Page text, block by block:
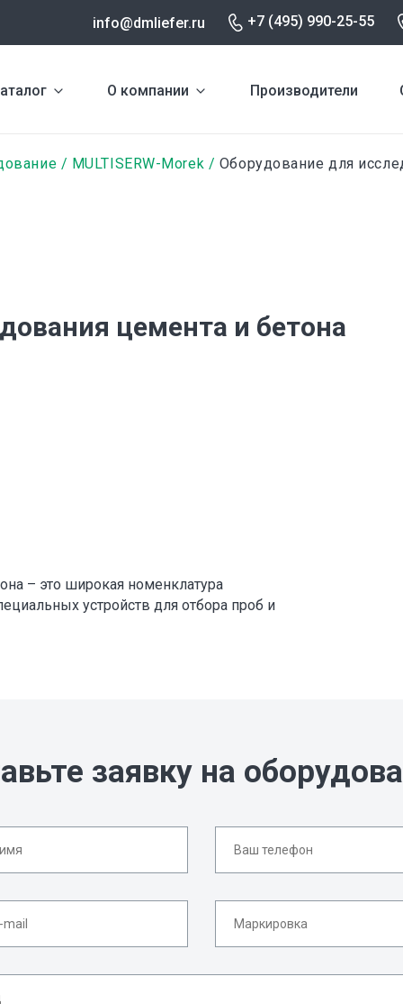
info@dmliefer.ru +7 (495) 990-25-55
О компании Производители
MULTISERW-Morek Оборудование для
цемента и бетона
– это широкая номенклатура
устройств для отбора проб и
заявку на